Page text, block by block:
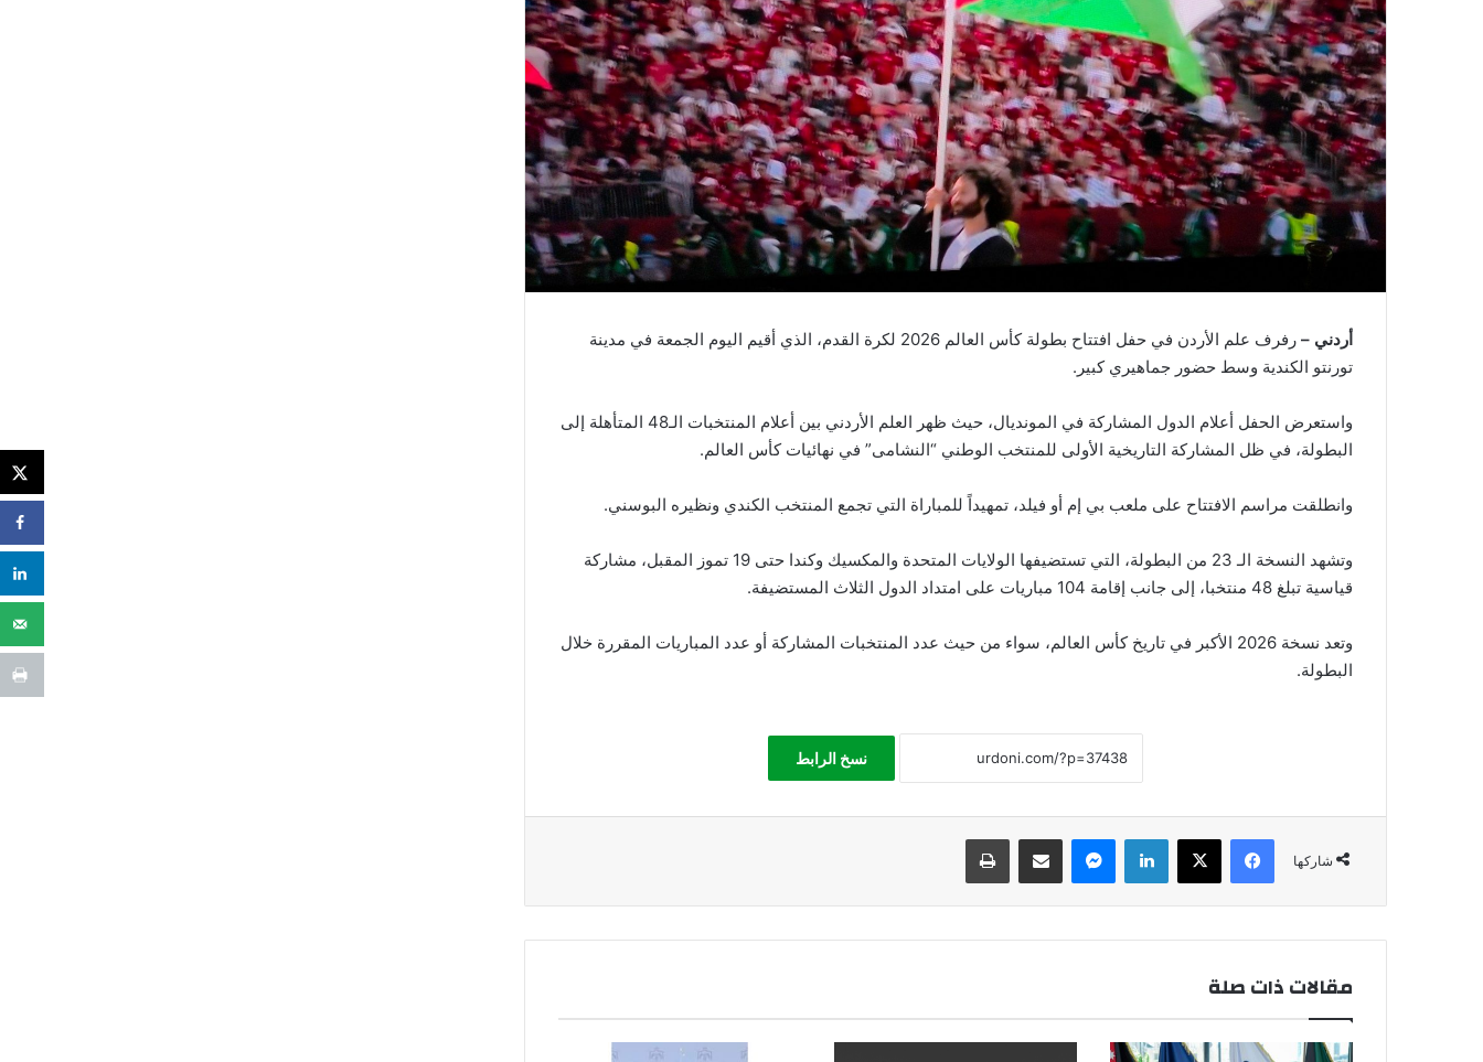
أردني –
رفرف علم الأردن في حفل افتتاح بطولة كأس العالم 2026 لكرة القدم، الذي أقيم اليوم الجمعة في مدينة
تورنتو الكندية وسط حضور جماهيري كبير.
واستعرض الحفل أعلام الدول المشاركة في المونديال، حيث ظهر العلم الأردني بين أعلام المنتخبات الـ48 المتأهلة إلى
البطولة، في ظل المشاركة التاريخية الأولى للمنتخب الوطني “النشامى” في نهائيات كأس العالم.
وانطلقت مراسم الافتتاح على ملعب بي إم أو فيلد، تمهيداً للمباراة التي تجمع المنتخب الكندي ونظيره البوسني.
وتشهد النسخة الـ 23 من البطولة، التي تستضيفها الولايات المتحدة والمكسيك وكندا حتى 19 تموز المقبل، مشاركة
قياسية تبلغ 48 منتخبا، إلى جانب إقامة 104 مباريات على امتداد الدول الثلاث المستضيفة.
وتعد نسخة 2026 الأكبر في تاريخ كأس العالم، سواء من حيث عدد المنتخبات المشاركة أو عدد المباريات المقررة خلال
البطولة.
نسخ الرابط
شاركها
فيسبوك لينكدإن
مقالات ذات صلة